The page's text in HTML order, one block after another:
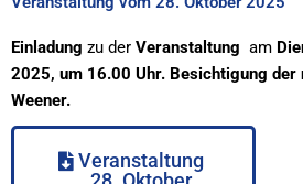
Einladung zu der Veranstaltung am
2025, um 16.00 Uhr. Besichtigung der
Weener.
Veranstaltung